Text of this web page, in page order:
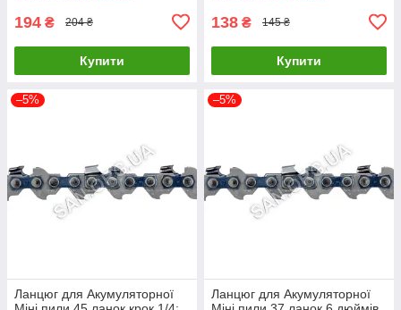
194 ₴ 204 ₴
Купити
138 ₴ 145 ₴
Купити
–5%
Ланцюг для Акумуляторної
–5%
Ланцюг для Акумуляторної